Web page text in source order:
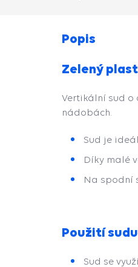
Popis
Zelený
Vertikální sud o
nádobách.
Sud je
Díky malé
Na spodní
Použití
Sud se